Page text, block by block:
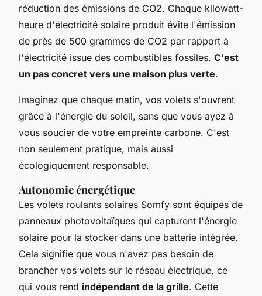
réduction des émissions de CO2. Chaque kilowatt-
heure d'électricité solaire produit évite l'émission
de près de 500 grammes de CO2 par rapport à
l'électricité issue des combustibles fossiles. C'est
un pas concret vers une maison plus verte.
Imaginez que chaque matin, vos volets s'ouvrent
grâce à l'énergie du soleil, sans que vous ayez à
vous soucier de votre empreinte carbone. C'est
non seulement pratique, mais aussi
écologiquement responsable.
Autonomie énergétique
Les volets roulants solaires Somfy sont équipés de
panneaux photovoltaïques qui capturent l'énergie
solaire pour la stocker dans une batterie intégrée.
Cela signifie que vous n'avez pas besoin de
brancher vos volets sur le réseau électrique, ce
qui vous rend indépendant de la grille. Cette